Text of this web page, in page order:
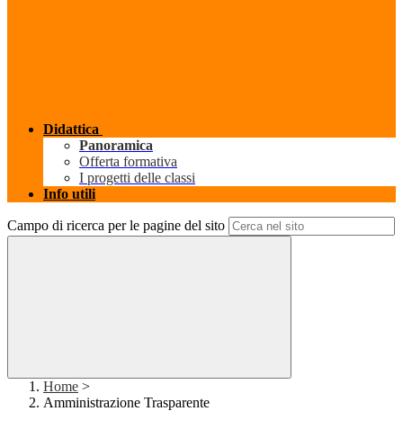
Didattica
Panoramica
Offerta formativa
I progetti delle classi
Info utili
Campo di ricerca per le pagine del sito
Home >
Amministrazione Trasparente